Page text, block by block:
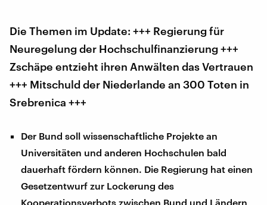
Die Themen im Update: +++ Regierung für
Neuregelung der Hochschulfinanzierung +++
Zschäpe entzieht ihren Anwälten das Vertrauen
+++ Mitschuld der Niederlande an 300 Toten in
Srebrenica +++
Der Bund soll wissenschaftliche Projekte an
Universitäten und anderen Hochschulen bald
dauerhaft fördern können. Die Regierung hat einen
Gesetzentwurf zur Lockerung des
Kooperationsverbots zwischen Bund und Ländern